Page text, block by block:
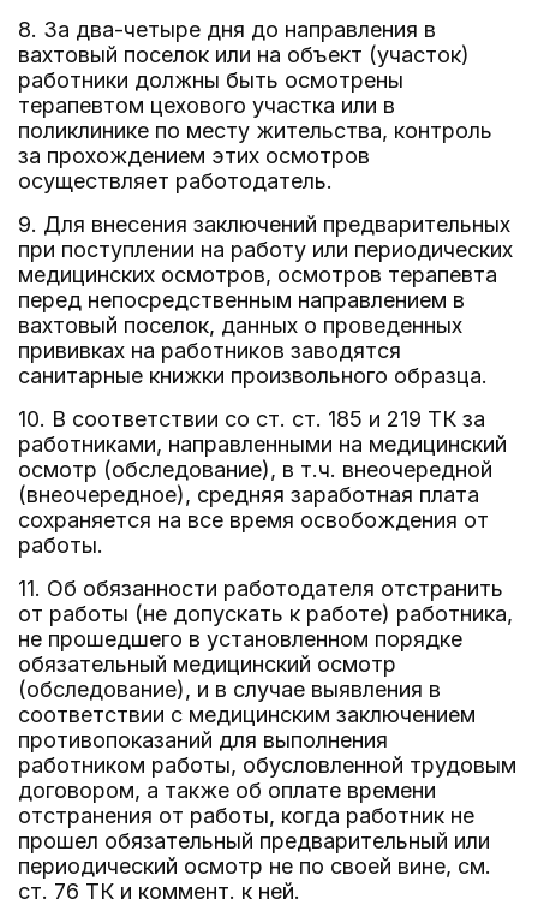
8. За два-четыре дня до направления в
вахтовый поселок или на объект (участок)
работники должны быть осмотрены
терапевтом цехового участка или в
поликлинике по месту жительства, контроль
за прохождением этих осмотров
осуществляет работодатель.
9. Для внесения заключений предварительных
при поступлении на работу или периодических
медицинских осмотров, осмотров терапевта
перед непосредственным направлением в
вахтовый поселок, данных о проведенных
прививках на работников заводятся
санитарные книжки произвольного образца.
10. В соответствии со ст. ст. 185 и 219 ТК за
работниками, направленными на медицинский
осмотр (обследование), в т.ч. внеочередной
(внеочередное), средняя заработная плата
сохраняется на все время освобождения от
работы.
11. Об обязанности работодателя отстранить
от работы (не допускать к работе) работника,
не прошедшего в установленном порядке
обязательный медицинский осмотр
(обследование), и в случае выявления в
соответствии с медицинским заключением
противопоказаний для выполнения
работником работы, обусловленной трудовым
договором, а также об оплате времени
отстранения от работы, когда работник не
прошел обязательный предварительный или
периодический осмотр не по своей вине, см.
ст. 76 ТК и коммент. к ней.